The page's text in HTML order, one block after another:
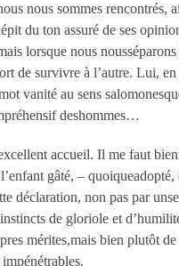
nous sommes
du ton assuré de ses
lorsque nous
de survivre à l’autre. Lui,
vanité au sens
deshommes…
accueil. Il me faut
gâté, –
déclaration, non pas par
de gloriole et
mérites,mais bien